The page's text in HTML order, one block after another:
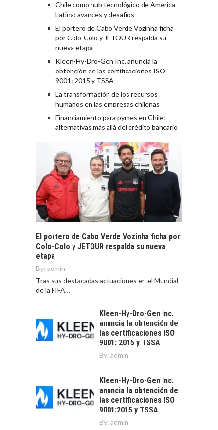
Chile como hub tecnológico de América
Latina: avances y desafíos
El portero de Cabo Verde Vozinha ficha
por Colo-Colo y JETOUR respalda su
nueva etapa
Kleen-Hy-Dro-Gen Inc. anuncia la
obtención de las certificaciones ISO
9001: 2015 y TSSA
La transformación de los recursos
humanos en las empresas chilenas
Financiamiento para pymes en Chile:
alternativas más allá del crédito bancario
El portero de Cabo Verde Vozinha ficha por
Colo-Colo y JETOUR respalda su nueva
etapa
By: admin
Tras sus destacadas actuaciones en el Mundial
de la FIFA…
Kleen-Hy-Dro-Gen Inc.
anuncia la obtención de
las certificaciones ISO
9001: 2015 y TSSA
By: admin
Kleen-Hy-Dro-Gen Inc.
anuncia la obtención de
las certificaciones ISO
9001:2015 y TSSA
By: admin